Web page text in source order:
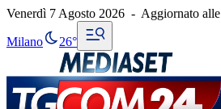
Venerdì 7 Agosto 2026 - Aggiornato alle
Milano 26°